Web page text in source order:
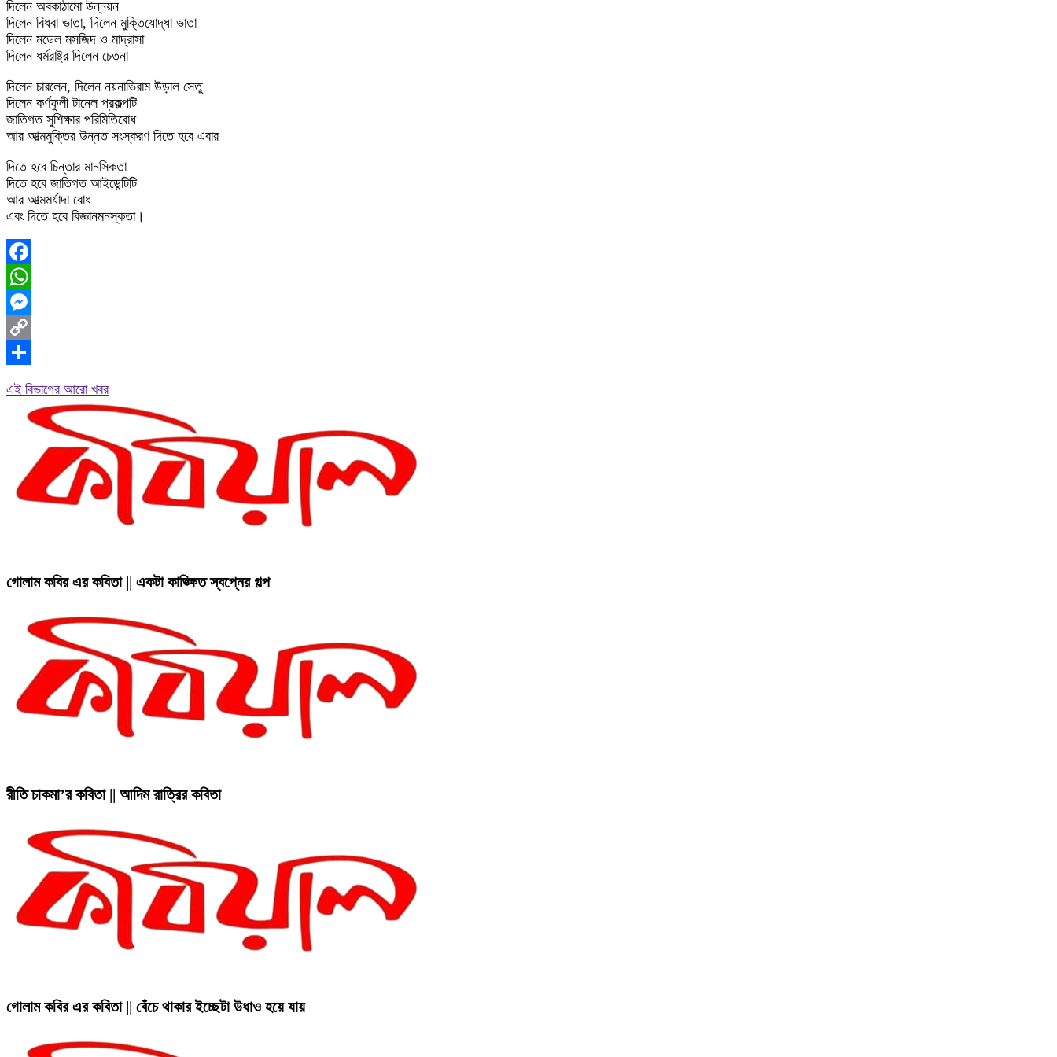
দিলেন অবকাঠামো উন্নয়ন
দিলেন বিধবা ভাতা, দিলেন মুক্তিযোদ্ধা ভাতা
দিলেন মডেল মসজিদ ও মাদ্রাসা
দিলেন ধর্মরাষ্ট্র দিলেন চেতনা
দিলেন চারলেন, দিলেন নয়নাভিরাম উড়াল সেতু
দিলেন কর্ণফুলী টানেল প্রকল্পটি
জাতিগত সুশিক্ষার পরিমিতিবোধ
আর আত্মমুক্তির উন্নত সংস্করণ দিতে হবে এবার
দিতে হবে চিন্তার মানসিকতা
দিতে হবে জাতিগত আইডেন্টিটি
আর আত্মমর্যাদা বোধ
এবং দিতে হবে বিজ্ঞানমনস্কতা।
Facebook
WhatsApp
Messenger
Copy
এই বিভাগের আরো খবর
গোলাম কবির এর কবিতা || একটা কাঙ্ক্ষিত স্বপ্নের গল্প
রীতি চাকমা’র কবিতা || আদিম রাত্রির কবিতা
গোলাম কবির এর কবিতা || বেঁচে থাকার ইচ্ছেটা উধাও হয়ে যায়